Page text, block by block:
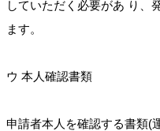
していただく必要があ り、
ます。
ウ 本人確認書類
申請者本人を確認する書類(